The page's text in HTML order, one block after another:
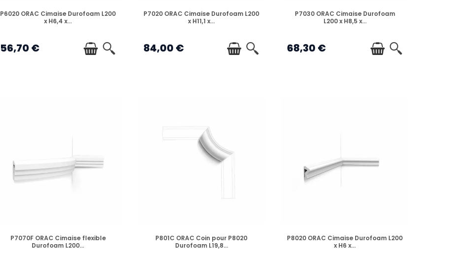
EN STOCK
P6020 ORAC Cimaise Durofoam L200
x H6,4 x...
56,70 €
EN STOCK
P7020 ORAC Cimaise Durofoam L200
x H11,1 x...
84,00 €
EN STOCK
P7030 ORAC Cimaise Durofoam
L200 x H8,5 x...
68,30 €
EN STOCK
P7070F ORAC Cimaise flexible
Durofoam L200...
EN STOCK
P801C ORAC Coin pour P8020
Durofoam L19,8...
EN STOCK
P8020 ORAC Cimaise Durofoam L200
x H6 x...